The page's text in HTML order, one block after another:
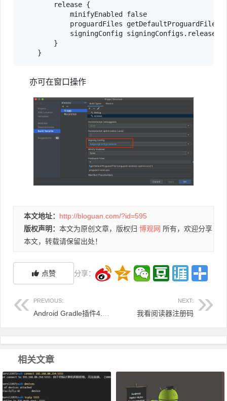
        release {
            minifyEnabled false
proguardFiles
            signingConfig signingConfigs.release
        }
    }
亦可在窗口操作
本文地址： http://bloguan.com/?id=595
版权声明： 本文为原创文章，版权归 博观网 所有，欢迎分享
本文，转载请保留出处！
点赞 分享：
PREVIOUS: NEXT:
我看阅读器注册码
相关文章